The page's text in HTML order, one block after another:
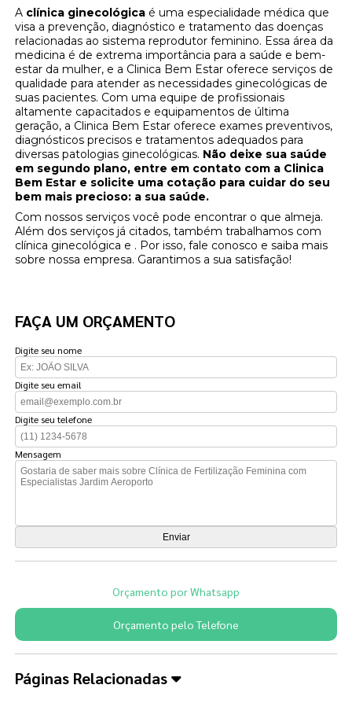
A clínica ginecológica é uma especialidade médica que
visa a prevenção, diagnóstico e tratamento das doenças
relacionadas ao sistema reprodutor feminino. Essa área da
medicina é de extrema importância para a saúde e bem-
estar da mulher, e a Clinica Bem Estar oferece serviços de
qualidade para atender as necessidades ginecológicas de
suas pacientes. Com uma equipe de profissionais
altamente capacitados e equipamentos de última
geração, a Clinica Bem Estar oferece exames preventivos,
diagnósticos precisos e tratamentos adequados para
diversas patologias ginecológicas. Não deixe sua saúde
em segundo plano, entre em contato com a Clinica
Bem Estar e solicite uma cotação para cuidar do seu
bem mais precioso: a sua saúde.
Com nossos serviços você pode encontrar o que almeja.
Além dos serviços já citados, também trabalhamos com
clínica ginecológica e . Por isso, fale conosco e saiba mais
sobre nossa empresa. Garantimos a sua satisfação!
FAÇA UM ORÇAMENTO
Digite seu nome
Digite seu email
Digite seu telefone
Mensagem
Orçamento por Whatsapp
Orçamento pelo Telefone
Páginas Relacionadas